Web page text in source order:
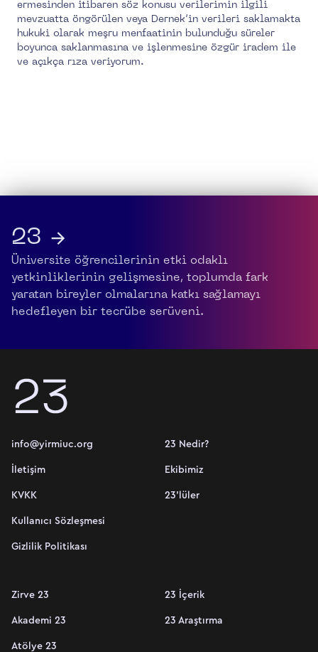
ermesinden itibaren söz konusu verilerimin ilgili
mevzuatta öngörülen veya Dernek’in verileri saklamakta
hukuki olarak meşru menfaatinin bulunduğu süreler
boyunca saklanmasına ve işlenmesine özgür iradem ile
ve açıkça rıza veriyorum.
23 →
Üniversite öğrencilerinin etki odaklı
yetkinliklerinin gelişmesine, toplumda fark
yaratan bireyler olmalarına katkı sağlamayı
hedefleyen bir tecrübe serüveni.
info@yirmiuc.org
İletişim
KVKK
Kullanıcı Sözleşmesi
Gizlilik Politikası
23 Nedir?
Ekibimiz
23'lüler
Zirve 23
Akademi 23
Atölye 23
23 İçerik
23 Araştırma